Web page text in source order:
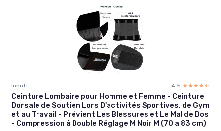
InnoTi 4.5 ☆☆☆☆☆
★★★★★
Ceinture Lombaire pour Homme et Femme - Ceinture
Dorsale de Soutien Lors D'activités Sportives, de Gym
et au Travail - Prévient Les Blessures et Le Mal de Dos
- Compression à Double Réglage M Noir M (70 a 83 cm)